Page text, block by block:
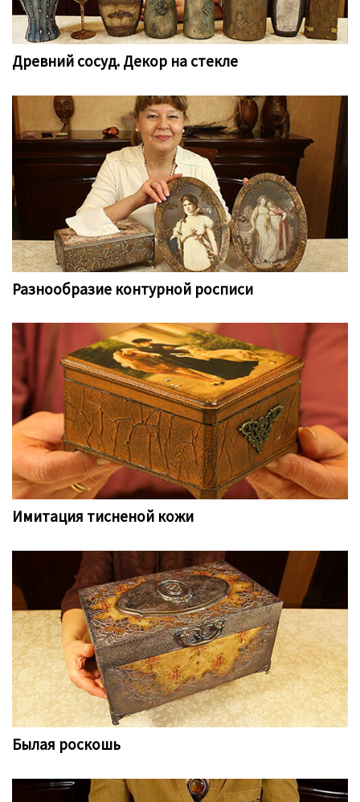
Древний сосуд. Декор на стекле
Разнообразие контурной росписи
Имитация тисненой кожи
Былая роскошь